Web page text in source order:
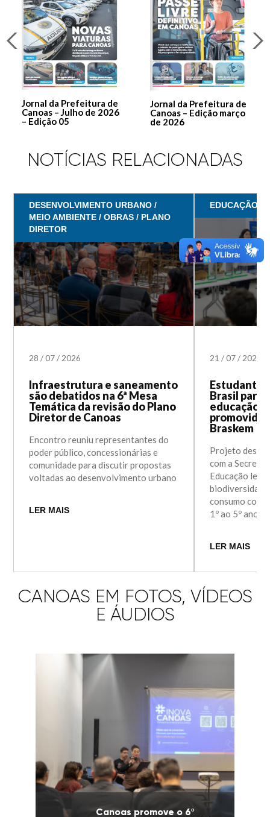
Jornal da Prefeitura de
Canoas – Julho de 2026
– Edição 05
Jornal da Prefeitura de
Canoas – Edição março
de 2026
NOTÍCIAS RELACIONADAS
DESENVOLVIMENTO URBANO /
MEIO AMBIENTE / OBRAS / PLANO
DIRETOR
28/07/ 2026
Infraestrutura e saneamento
são debatidos na 6ª Mesa
Temática da revisão do Plano
Diretor de Canoas
Encontro reuniu representantes do
poder público, concessionárias e
comunidade para discutir propostas
voltadas ao desenvolvimento urbano
LER MAIS
EDUCAÇÃO
21/07/ 2026
Estudantes
Brasil
educação
promovida
Braskem
Projeto
com a
Educação
consumo
1º ao 5º ano
LER MAIS
CANOAS EM FOTOS, VÍDEOS
E ÁUDIOS
Canoas promove o 6º